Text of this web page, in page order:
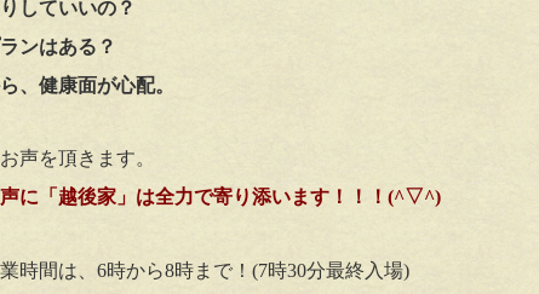
していいの？
ンはある？
、健康面が心配。
声を頂きます。
に「越後家」は全力で寄り添います！！！(^▽^)
時間は、6時から8時まで！(7時30分最終入場)